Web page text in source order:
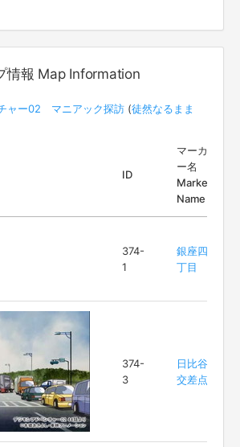
情報 Map Information
ャー02 マニアック探訪 (徒然なるまま
ID
マーカ
ー名
Marker
Name
374-
1
銀座四
丁目
374-
3
日比谷
交差点